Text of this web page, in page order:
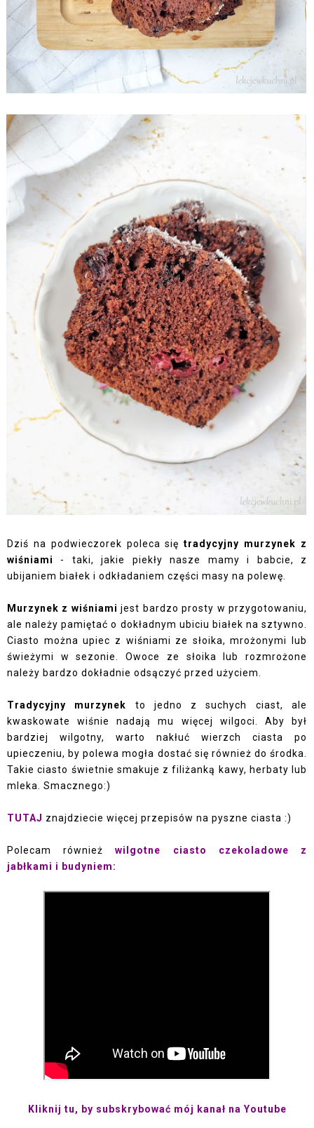
Dziś na podwieczorek poleca siętradycyjny murzynek z
wiśniami - taki, jakie piekły nasze mamy i babcie, z
ubijaniem białek i odkładaniem części masy na polewę.
Murzynek z wiśniami jest bardzo prosty w przygotowaniu,
ale należy pamiętać o dokładnym ubiciu białek na sztywno.
Ciasto można upiec z wiśniami ze słoika, mrożonymi lub
świeżymi w sezonie. Owoce ze słoika lub rozmrożone
należy bardzo dokładnie odsączyć przed użyciem.
Tradycyjny murzynek to jedno z suchych ciast, ale
kwaskowate wiśnie nadają mu więcej wilgoci. Aby był
bardziej wilgotny, warto nakłuć wierzch ciasta po
upieczeniu, by polewa mogła dostać się również do środka.
Takie ciasto świetnie smakuje z filiżanką kawy, herbaty lub
mleka. Smacznego:)
TUTAJ znajdziecie więcej przepisów na pyszne ciasta :)
Polecam równieżwilgotne ciasto czekoladowe z
jabłkami i budyniem:
Kliknij tu, by subskrybować mój kanał na Youtube